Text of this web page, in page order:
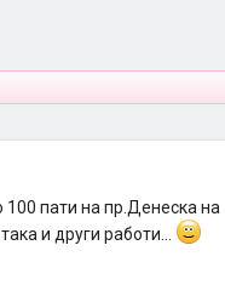
100 пати на пр.Денеска на
и други работи...